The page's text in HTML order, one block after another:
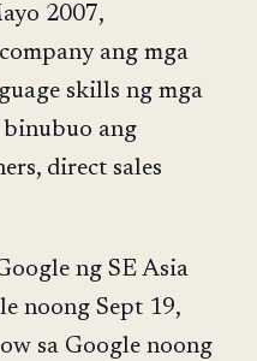
2007,
ang mga
skills ng mga
binubuo ang
direct sales
ng SE Asia
noong Sept 19,
sa Google noong